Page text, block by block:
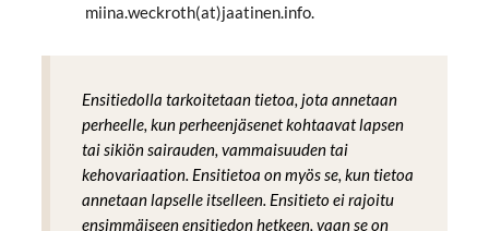
miina.weckroth(at)jaatinen.info.
Ensitiedolla tarkoitetaan tietoa, jota annetaan
perheelle, kun perheenjäsenet kohtaavat lapsen
tai sikiön sairauden, vammaisuuden tai
kehovariaation. Ensitietoa on myös se, kun tietoa
annetaan lapselle itselleen. Ensitieto ei rajoitu
ensimmäiseen ensitiedon hetkeen, vaan se on